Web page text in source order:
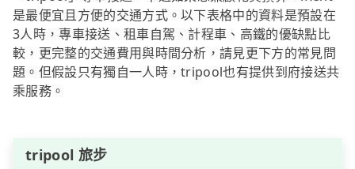
是最便宜且方便的交通方式。以下表格中的資料是預設在
3人時，專車接送、租車自駕、計程車、高鐵的優缺點比
較，更完整的交通費用與時間分析，請見更下方的常見問
題。但假設只有獨自一人時，tripool也有提供到府接送共
乘服務。
tripool 旅步